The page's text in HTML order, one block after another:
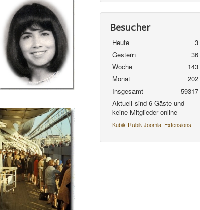
Besucher
Heute
3
Gestern
36
Woche
143
Monat
202
Insgesamt
59317
Aktuell sind 6 Gäste und
keine Mitglieder online
Kubik-Rubik Joomla! Extensions